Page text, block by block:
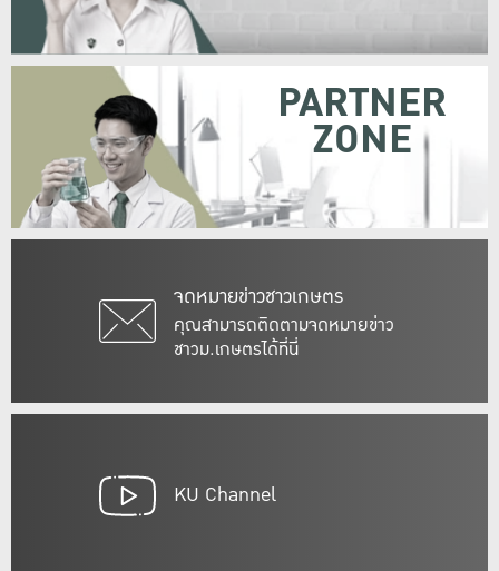
จดหมายข่าวชาวเกษตร
คุณสามารถติดตามจดหมายข่าว
ชาวม.เกษตรได้ที่นี่
PARTNER
ZONE
KU Channel